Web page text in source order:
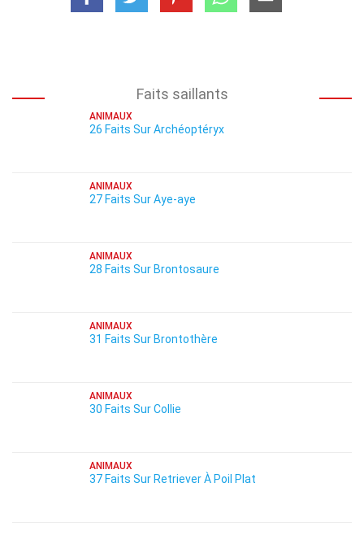
Faits saillants
ANIMAUX
26 Faits Sur Archéoptéryx
ANIMAUX
27 Faits Sur Aye-aye
ANIMAUX
28 Faits Sur Brontosaure
ANIMAUX
31 Faits Sur Brontothère
ANIMAUX
30 Faits Sur Collie
ANIMAUX
37 Faits Sur Retriever À Poil Plat